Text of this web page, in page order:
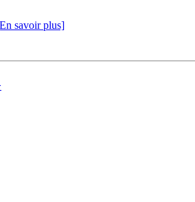
savoir plus]